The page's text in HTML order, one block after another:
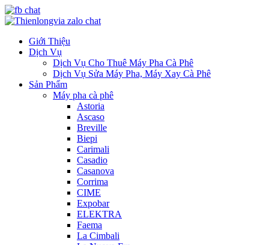
Giới Thiệu
Dịch Vụ
Dịch Vụ Cho Thuê Máy Pha Cà Phê
Dịch Vụ Sửa Máy Pha, Máy Xay Cà Phê
Sản Phẩm
Máy pha cà phê
Astoria
Ascaso
Breville
Biepi
Carimali
Casadio
Casanova
Corrima
CIME
Expobar
ELEKTRA
Faema
La Cimbali